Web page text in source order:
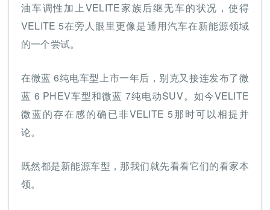
油车调性加上VELITE家族后继无车的状况，使得
VELITE 5在旁人眼里更像是通用汽车在新能源领域
的一个尝试。
在微蓝 6纯电车型上市一年后，别克又接连发布了微
蓝 6 PHEV车型和微蓝 7纯电动SUV。如今VELITE
微蓝的存在感的确已非VELITE 5那时可以相提并
论。
既然都是新能源车型，那我们就先看看它们的看家本
领。